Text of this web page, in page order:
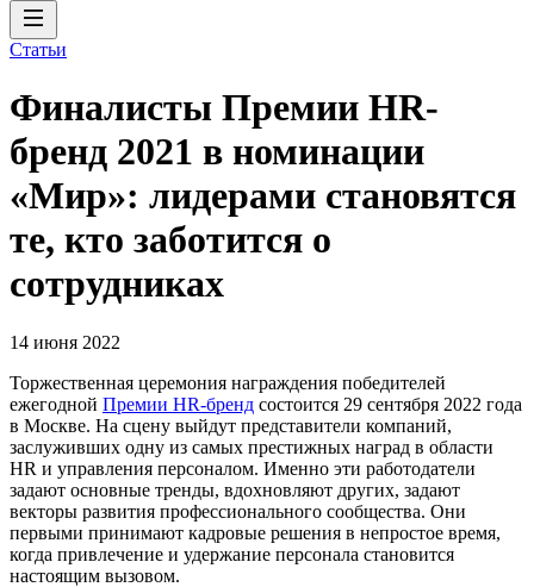
Статьи
Финалисты Премии HR-
бренд 2021 в номинации
«Мир»: лидерами становятся
те, кто заботится о
сотрудниках
14 июня 2022
Торжественная церемония награждения победителей
ежегодной Премии HR-бренд состоится 29 сентября 2022 года
в Москве. На сцену выйдут представители компаний,
заслуживших одну из самых престижных наград в области
HR и управления персоналом. Именно эти работодатели
задают основные тренды, вдохновляют других, задают
векторы развития профессионального сообщества. Они
первыми принимают кадровые решения в непростое время,
когда привлечение и удержание персонала становится
настоящим вызовом.